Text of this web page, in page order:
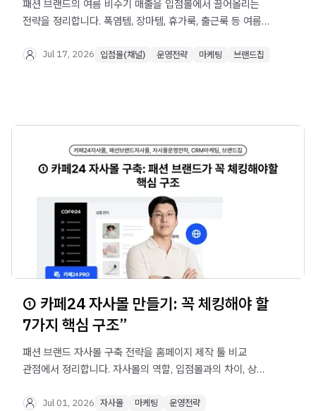
패션 브랜드의 여름 비수기 매출을 입점몰에서 끌어올리는
전략을 정리합니다. 폭염템, 장마템, 휴가룩, 출근룩 등 여름
캘린더, 할인 구조, 세트 구성, 숏폼·라이브 활용까지 실무
Jul 17, 2026 입점몰(채널) 운영전략 마케팅 브랜드집
① 카페24 자사몰 만들기: 꼭 체킹해야 할
7가지 핵심 구조”
패션 브랜드 자사몰 구축 전략을 홈페이지 제작 툴 비교
관점에서 정리합니다. 자사몰의 역할, 입점몰과의 차이, 상품
정책까지 카페24에서 꼭 설계해야 할 핵심 구조를
Jul 01, 2026 자사몰 마케팅 운영전략